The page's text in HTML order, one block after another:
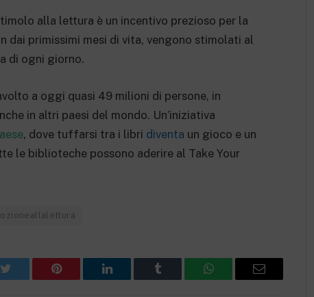
alla lettura è un incentivo prezioso per la
primissimi mesi di vita, vengono stimolati al
di ogni giorno.
a oggi quasi 49 milioni di persone, in
in altri paesi del mondo. Un’iniziativa
, dove tuffarsi tra i libri diventa un gioco e un
le biblioteche possono aderire al Take Your
Twitter Pinterest LinkedIn Tumblr WhatsAppEmail